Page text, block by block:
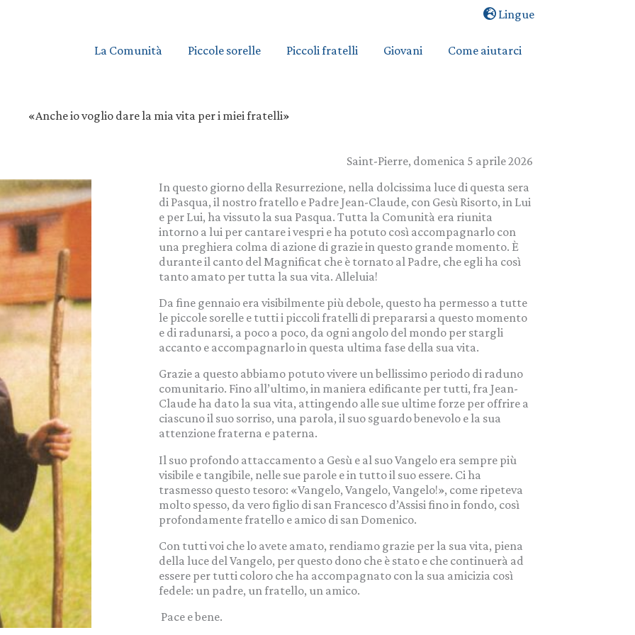
Lingue
La Comunità Piccole sorelle Piccoli fratelli Giovani Come aiutarci
«Anche io voglio dare la mia vita per i miei fratelli»
Saint-Pierre, domenica 5 aprile 2026
In questo giorno della Resurrezione, nella dolcissima luce di questa sera
di Pasqua, il nostro fratello e Padre Jean-Claude, con Gesù Risorto, in Lui
e per Lui, ha vissuto la sua Pasqua. Tutta la Comunità era riunita
intorno a lui per cantare i vespri e ha potuto così accompagnarlo con
una preghiera colma di azione di grazie in questo grande momento. È
durante il canto del Magnificat che è tornato al Padre, che egli ha così
tanto amato per tutta la sua vita. Alleluia!
Da fine gennaio era visibilmente più debole, questo ha permesso a tutte
le piccole sorelle e tutti i piccoli fratelli di prepararsi a questo momento
e di radunarsi, a poco a poco, da ogni angolo del mondo per stargli
accanto e accompagnarlo in questa ultima fase della sua vita.
Grazie a questo abbiamo potuto vivere un bellissimo periodo di raduno
comunitario. Fino all’ultimo, in maniera edificante per tutti, fra Jean-
Claude ha dato la sua vita, attingendo alle sue ultime forze per offrire a
ciascuno il suo sorriso, una parola, il suo sguardo benevolo e la sua
attenzione fraterna e paterna.
Il suo profondo attaccamento a Gesù e al suo Vangelo era sempre più
visibile e tangibile, nelle sue parole e in tutto il suo essere. Ci ha
trasmesso questo tesoro: «Vangelo, Vangelo, Vangelo!», come ripeteva
molto spesso, da vero figlio di san Francesco d’Assisi fino in fondo, così
profondamente fratello e amico di san Domenico.
Con tutti voi che lo avete amato, rendiamo grazie per la sua vita, piena
della luce del Vangelo, per questo dono che è stato e che continuerà ad
essere per tutti coloro che ha accompagnato con la sua amicizia così
fedele: un padre, un fratello, un amico.
Pace e bene.